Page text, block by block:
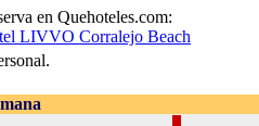
en Quehoteles.com:
LIVVO Corralejo Beach